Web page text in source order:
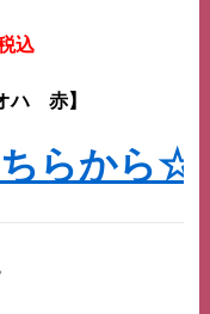
込
ハ 赤】
らから☆